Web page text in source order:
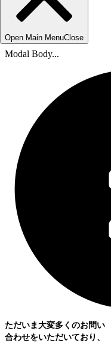
Open Main MenuClose
Modal Body...
ただいま大変多くのお問い
合わせをいただいており、